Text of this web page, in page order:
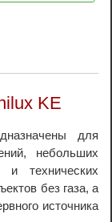
KE
для
небольших
и технических
без газа, а
источника